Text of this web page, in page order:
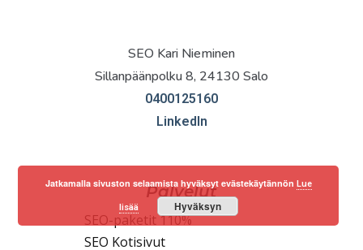
SEO Kari Nieminen
Sillanpäänpolku 8, 24130 Salo
0400125160
LinkedIn
Palvelut
SEO-paketit 110%
SEO Kotisivut
Jatkamalla sivuston selaamista hyväksyt evästekäytännön Lue
lisää Hyväksyn